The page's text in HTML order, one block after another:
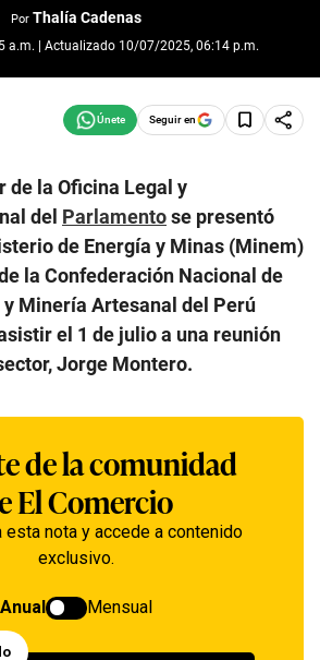
Por Thalía Cadenas
a.m. | Actualizado 10/07/2025, 06:14 p.m.
Seguir en
de la Oficina Legal y
del Parlamentose presentó
de Energía y Minas (Minem)
la Confederación Nacional de
Minería Artesanal del Perú
el 1 de julio a una reunión
Jorge Montero.